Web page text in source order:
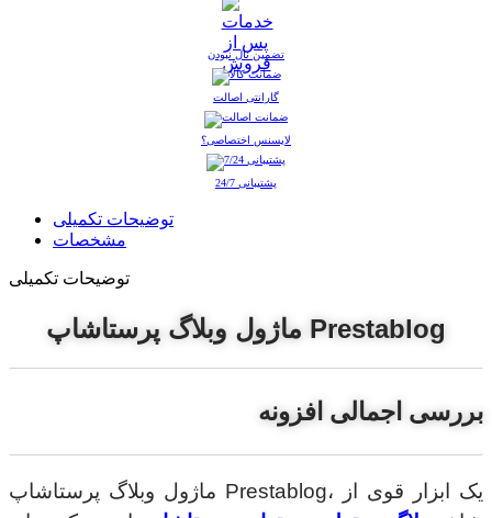
تضمین نال نبودن
گارانتی اصالت
لایسنس اختصاصی؟
پشتیبانی 24/7
توضیحات تکمیلی
مشخصات
توضیحات تکمیلی
ماژول وبلاگ پرستاشاپ Prestablog
بررسی اجمالی افزونه
ماژول وبلاگ پرستاشاپ Prestablog، یک ابزار قوی از